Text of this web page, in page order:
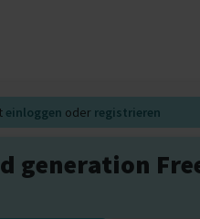
einloggen oder registrieren
generation